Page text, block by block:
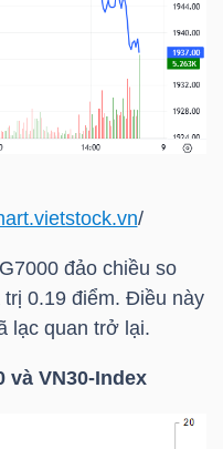
/
đảo chiều so
0.19 điểm. Điều này
lạc quan trở lại.
và VN30-Index